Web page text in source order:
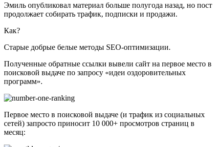
Эмиль опубликовал материал больше полугода назад, но пост
продолжает собирать трафик, подписки и продажи.
Как?
Старые добрые белые методы SEO-оптимизации.
Полученные обратные ссылки вывели сайт на первое место в
поисковой выдаче по запросу «идеи оздоровительных
программ».
Первое место в поисковой выдаче (и трафик из социальных
сетей) запросто приносит 10 000+ просмотров страниц в
месяц: